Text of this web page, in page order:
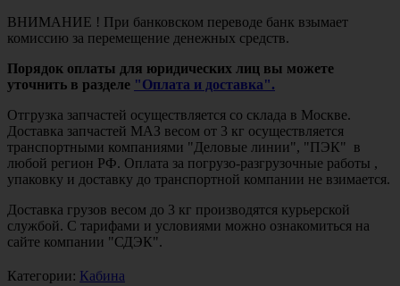
ВНИМАНИЕ ! При банковском переводе банк взымает
комиссию за перемещение денежных средств.
Порядок оплаты для юридических лиц вы можете
уточнить в разделе "Оплата и доставка".
Отгрузка запчастей осуществляется со склада в Москве.
Доставка запчастей МАЗ весом от 3 кг осуществляется
транспортными компаниями "Деловые линии", "ПЭК" в
любой регион РФ. Оплата за погрузо-разгрузочные работы ,
упаковку и доставку до транспортной компании не взимается.
Доставка грузов весом до 3 кг производятся курьерской
службой. С тарифами и условиями можно ознакомиться на
сайте компании "СДЭК".
Категории: Кабина